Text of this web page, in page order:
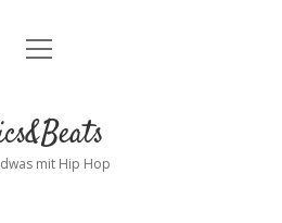
Kontakt
facebookinstagram
bandcamp
spotify
Menü
mit Hip Hop